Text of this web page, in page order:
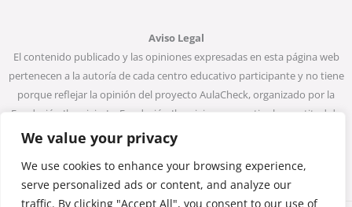
We value your privacy
We use cookies to enhance your browsing experience,
serve personalized ads or content, and analyze our
traffic. By clicking "Accept All", you consent to our use of
Aviso Legal
El contenido publicado y las opiniones expresadas en esta página web
pertenecen a la autoría de cada centro educativo participante y no tiene
porque reflejar la opinión del proyecto AulaCheck, organizado por la
Fundación Ibercivis. La Fundación Ibercivis no garantiza la exactitud de
todos los datos incluidos en las entradas de la web. Ni la Fundación
Ibercivis ni ninguna persona que actúe en su nombre será considerada
responsable del uso que pueda darse a la información que contiene.